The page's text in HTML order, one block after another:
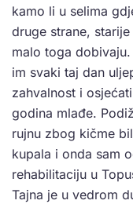
kamo li u selima
druge strane,
malo toga
im svaki taj dan
zahvalnost i
godina mlađe.
rujnu zbog kičme
kupala i onda sam
rehabilitaciju u
Tajna je u vedrom